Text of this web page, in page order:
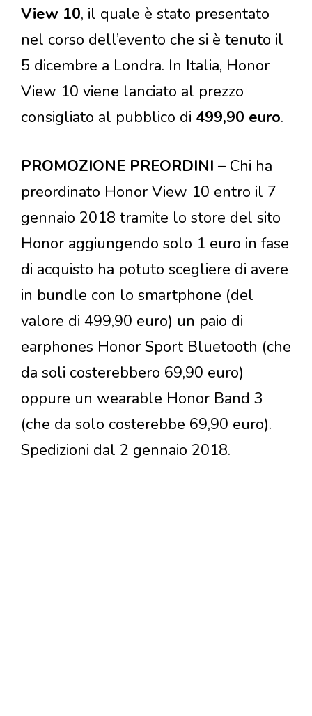
View 10, il quale è stato presentato
nel corso dell’evento che si è tenuto il
5 dicembre a Londra. In Italia, Honor
View 10 viene lanciato al prezzo
consigliato al pubblico di 499,90 euro.
PROMOZIONE PREORDINI – Chi ha
preordinato Honor View 10 entro il 7
gennaio 2018 tramite lo store del sito
Honor aggiungendo solo 1 euro in fase
di acquisto ha potuto scegliere di avere
in bundle con lo smartphone (del
valore di 499,90 euro) un paio di
earphones Honor Sport Bluetooth (che
da soli costerebbero 69,90 euro)
oppure un wearable Honor Band 3
(che da solo costerebbe 69,90 euro).
Spedizioni dal 2 gennaio 2018.